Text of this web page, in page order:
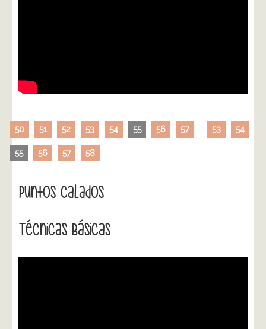
50 51 52 53 54 55 56 57 53 54
55 56 57 58
Puntos Calados
Técnicas Básicas